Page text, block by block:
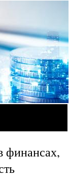
финансах,